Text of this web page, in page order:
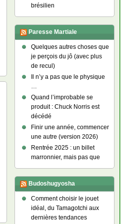
brésilien
Paresse Martiale
Quelques autres choses que
je perçois du jô (avec plus
de recul)
Il n’y a pas que le physique
…
Quand l’improbable se
produit : Chuck Norris est
décédé
Finir une année, commencer
une autre (version 2026)
Rentrée 2025 : un billet
marronnier, mais pas que
Budoshugyosha
Comment choisir le jouet
idéal, du Tamagotchi aux
dernières tendances